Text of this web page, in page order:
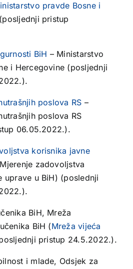
pravde Bosne i
pristup
BiH – Ministarstvo
i Hercegovine (posljednji
poslova RS –
poslova RS
06.05.2022.).
korisnika javne
zadovoljstva
uprave u BiH) (poslednji
BiH, Mreža
BiH (Mreža vijeća
pristup 24.5.2022.).
i mlade, Odsjek za